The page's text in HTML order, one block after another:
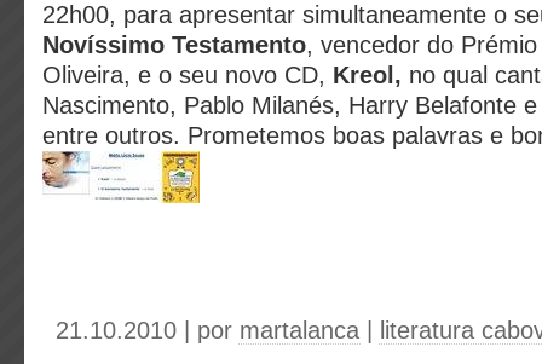
22h00, para apresentar simultaneamente o
Novíssimo Testamento, vencedor do
Oliveira, e o seu novo CD, Kreol, no qual
Nascimento, Pablo Milanés, Harry Belafonte
entre outros. Prometemos boas palavras e
21.10.2010 | por martalanca literatura